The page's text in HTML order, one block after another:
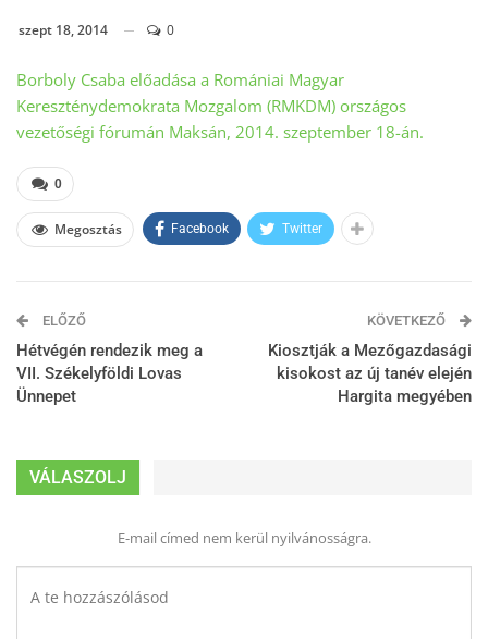
szept 18, 2014 0
Borboly Csaba előadása a Romániai Magyar
Kereszténydemokrata Mozgalom (RMKDM) országos
vezetőségi fórumán Maksán, 2014. szeptember 18-án.
0
Megosztás Facebook Twitter
ELŐZŐ
Hétvégén rendezik meg a
VII. Székelyföldi Lovas
Ünnepet
KÖVETKEZŐ
Kiosztják a Mezőgazdasági
kisokost az új tanév elején
Hargita megyében
VÁLASZOLJ
E-mail címed nem kerül nyilvánosságra.